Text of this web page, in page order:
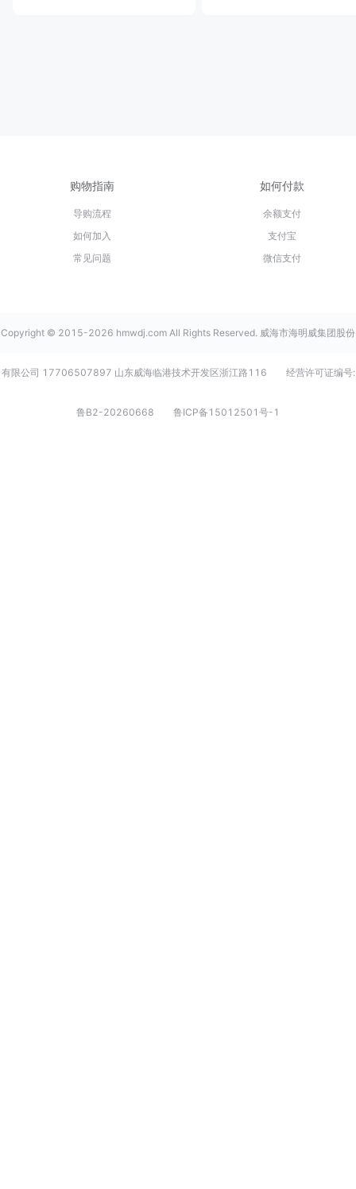
购物指南
导购流程
如何加入
常见问题
如何付款
余额支付
支付宝
微信支付
Copyright © 2015-2026 hmwdj.com All Rights Reserved. 威海市海明威集团股份
有限公司 17706507897 山东威海临港技术开发区浙江路116 经营许可证编号:
鲁B2-20260668 鲁ICP备15012501号-1